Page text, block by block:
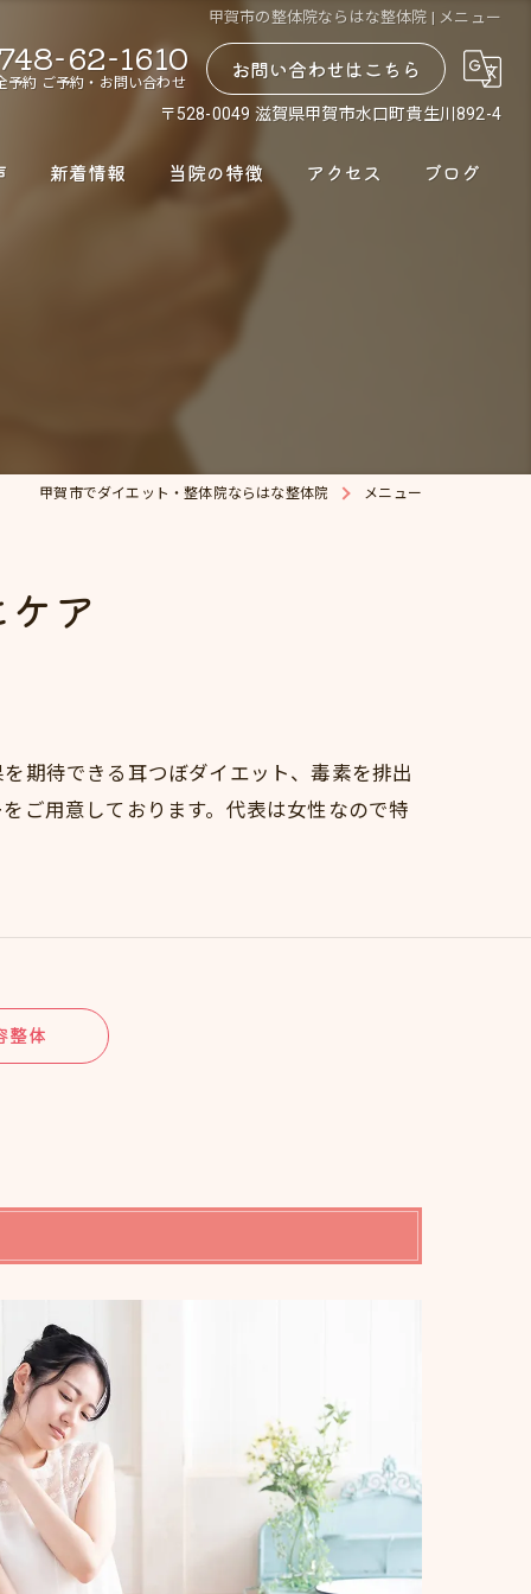
甲賀市の整体院ならはな整体院 | メニュー
62-1610
予約 ご予約・お問い合わせ お問い合わせはこちら
〒528-0049 滋賀県甲賀市水口町貴生川892-4
新着情報 当院の特徴
ダイエット
アクセス ブログ
甲賀市でダイエット・整体院ならはな整体院 メニュー
ア
期待できる耳つぼダイエット、毒素を排出
ご用意しております。代表は女性なので特
整体